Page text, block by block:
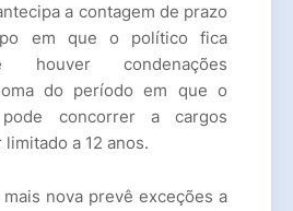
a contagem de prazo
em que o político fica
houver condenações
do período em que o
concorrer a cargos
a 12 anos.
nova prevê exceções a